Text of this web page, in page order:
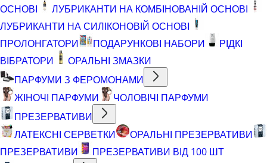
ОСНОВІ
ЛУБРИКАНТИ НА КОМБІНОВАНІЙ ОСНОВІ
ЛУБРИКАНТИ НА СИЛІКОНОВІЙ ОСНОВІ
ПРОЛОНГАТОРИ
ПОДАРУНКОВІ НАБОРИ
РІДКІ
ВІБРАТОРИ
ОРАЛЬНІ ЗМАЗКИ
ПАРФУМИ З ФЕРОМОНАМИ
ЖІНОЧІ ПАРФУМИ
ЧОЛОВІЧІ ПАРФУМИ
ПРЕЗЕРВАТИВИ
ЛАТЕКСНІ СЕРВЕТКИ
ОРАЛЬНІ ПРЕЗЕРВАТИВИ
ПРЕЗЕРВАТИВИ
ПРЕЗЕРВАТИВИ ВІД 100 ШТ